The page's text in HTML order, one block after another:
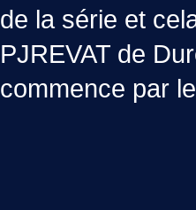
de la série et
PJREVAT de
commence par